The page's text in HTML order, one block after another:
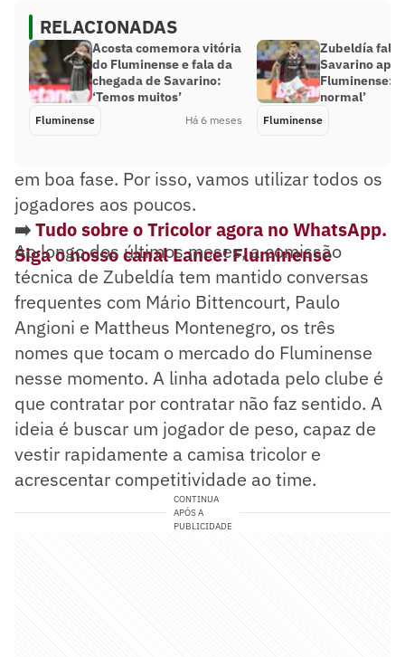
RELACIONADAS
Acosta comemora vitória
do Fluminense e fala da
chegada de Savarino:
‘Temos muitos’
Fluminense Há 6 meses
Zubeldía fala
Savarino
Fluminense:
normal’
Fluminense
em boa fase. Por isso, vamos utilizar todos os
jogadores aos poucos.
➡️Tudo sobre o Tricolor agora no WhatsApp.
Siga o nosso canal Lance! Fluminense
Ao longo dos últimos meses, a comissão
técnica de Zubeldía tem mantido conversas
frequentes com Mário Bittencourt, Paulo
Angioni e Mattheus Montenegro, os três
nomes que tocam o mercado do Fluminense
nesse momento. A linha adotada pelo clube é
que contratar por contratar não faz sentido. A
ideia é buscar um jogador de peso, capaz de
vestir rapidamente a camisa tricolor e
acrescentar competitividade ao time.
CONTINUA
APÓS A
PUBLICIDADE